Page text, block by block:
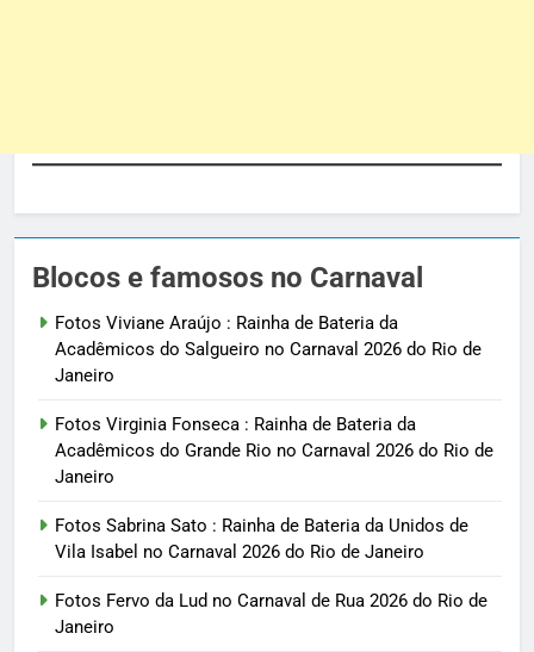
Blocos e famosos no Carnaval
Fotos Viviane Araújo : Rainha de Bateria da
Acadêmicos do Salgueiro no Carnaval 2026 do Rio de
Janeiro
Fotos Virginia Fonseca : Rainha de Bateria da
Acadêmicos do Grande Rio no Carnaval 2026 do Rio de
Janeiro
Fotos Sabrina Sato : Rainha de Bateria da Unidos de
Vila Isabel no Carnaval 2026 do Rio de Janeiro
Fotos Fervo da Lud no Carnaval de Rua 2026 do Rio de
Janeiro